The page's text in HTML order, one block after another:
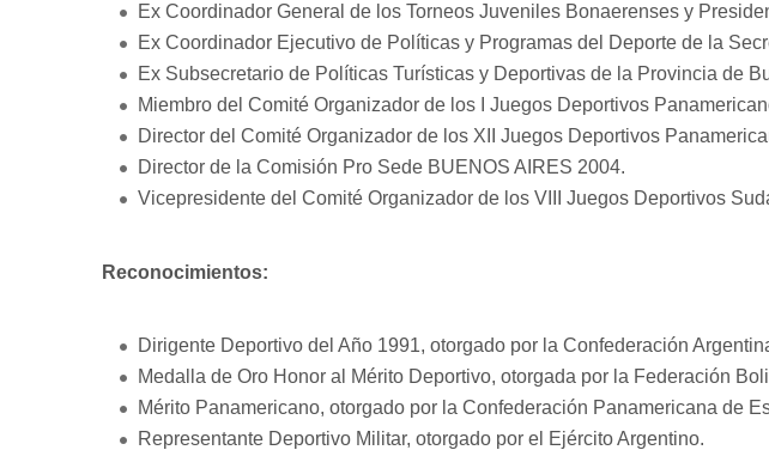
Ex Coordinador General de los Torneos Juveniles Bonaerenses y
Ex Coordinador Ejecutivo de Políticas y Programas del Deporte de la
Ex Subsecretario de Políticas Turísticas y Deportivas de la Provincia de
Miembro del Comité Organizador de los I Juegos Deportivos
Director del Comité Organizador de los XII Juegos Deportivos
Director de la Comisión Pro Sede BUENOS AIRES 2004.
Vicepresidente del Comité Organizador de los VIII Juegos Deportivos
Reconocimientos:
Dirigente Deportivo del Año 1991, otorgado por la Confederación
Medalla de Oro Honor al Mérito Deportivo, otorgada por la Federación
Mérito Panamericano, otorgado por la Confederación Panamericana de
Representante Deportivo Militar, otorgado por el Ejército Argentino.